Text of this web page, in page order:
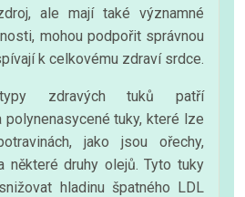
ale mají také významné
mohou podpořit správnou
k celkovému zdraví srdce.
zdravých tuků patří
polynenasycené tuky, které lze
jako jsou ořechy,
některé druhy olejů. Tyto tuky
hladinu špatného LDL